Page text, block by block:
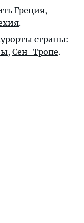
Греция,
.
страны:
, Сен-Тропе.